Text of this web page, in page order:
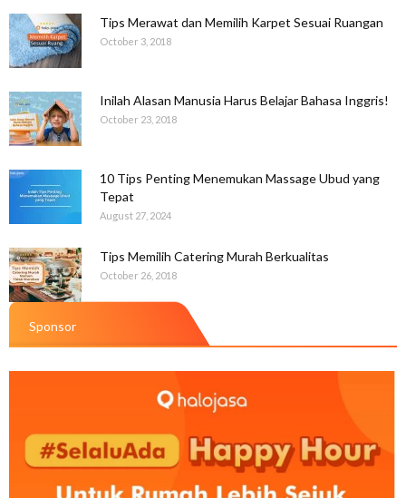
Tips Merawat dan Memilih Karpet Sesuai Ruangan
October 3, 2018
Inilah Alasan Manusia Harus Belajar Bahasa Inggris!
October 23, 2018
10 Tips Penting Menemukan Massage Ubud yang
Tepat
August 27, 2024
Tips Memilih Catering Murah Berkualitas
October 26, 2018
Sponsor